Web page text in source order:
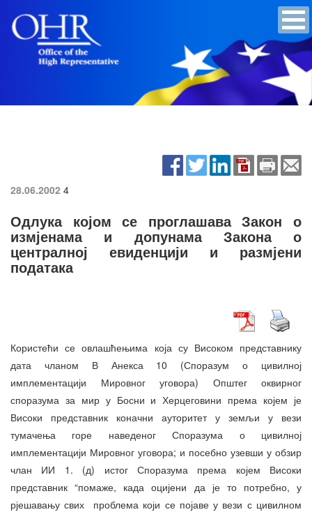
28.06.2002 4
Одлука којом се проглашава Закон о
измјенама и допунама Закона о
централној евиденцији и размјени
података
Користећи се овлашћењима која су Високом представнику
дата чланом В Анекса 10 (Споразум о цивилној
имплементацији Мировног уговора) Општег оквирног
споразума за мир у Босни и Херцеговини према којем је
Високи представник коначни ауторитет у земљи у вези
тумачења горе наведеног Споразума о цивилној
имплементацији Мировног уговора; и посебно узевши у обзир
члан ИИ 1. (д) истог Споразума према којем Високи
представник “помаже, када оцијени да је то потребно, у
рјешавању свих проблема који се појаве у вези с цивилном